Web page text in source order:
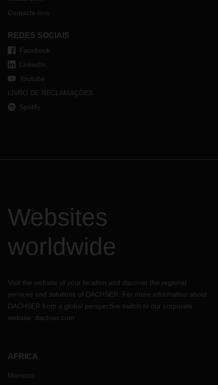
Contacte-nos
REDES SOCIAIS
Facebook
LinkedIn
Youtube
LIVRO DE RECLAMAÇÕES
Spotify
Websites
worldwide
Visit the website of your location and discover the regional
services and solutions of DACHSER. For more information about
DACHSER from a global perspective switch to our corporate
website: dachser.com
AFRICA
Morocco